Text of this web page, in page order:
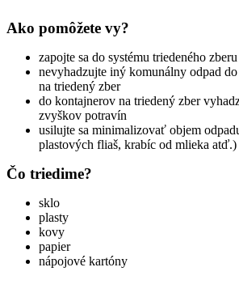
Ako pomôžete vy?
zapojte sa do systému triedeného
nevyhadzujte iný komunálny odpad
na triedený zber
do kontajnerov na triedený zber
zvyškov potravín
usilujte sa minimalizovať objem
plastových fliaš, krabíc od mlieka atď.)
Čo triedime?
sklo
plasty
kovy
papier
nápojové kartóny